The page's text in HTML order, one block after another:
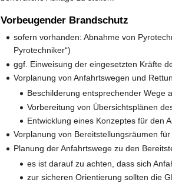
Vorbeugender Brandschutz
sofern vorhanden: Abnahme von
Pyrotechniker“)
ggf. Einweisung der eingesetzten Kräfte
Vorplanung von Anfahrtswegen und
Beschilderung entsprechender Wege
Vorbereitung von Übersichtsplänen
Entwicklung eines Konzeptes für den
Vorplanung von Bereitstellungsräumen
Planung der Anfahrtswege zu den
es ist darauf zu achten, dass sich
zur sicheren Orientierung sollten die